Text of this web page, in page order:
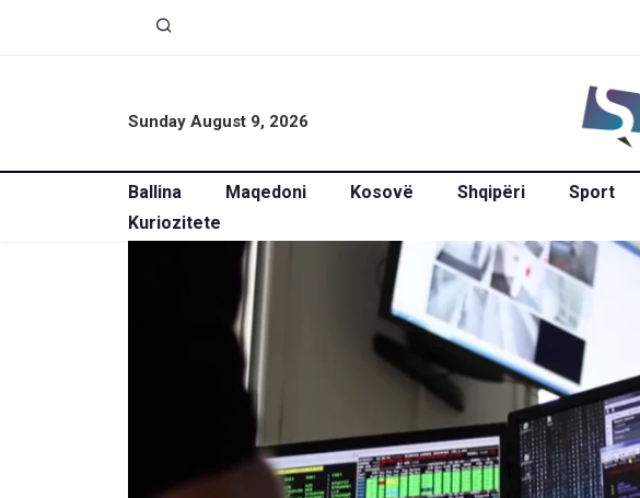
Sunday August 9, 2026
Ballina Maqedoni Kosovë Shqipëri Sport
Kuriozitete